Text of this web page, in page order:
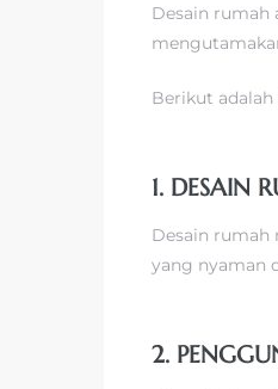
Desain rumah
Berikut
1. DESAIN
Desain rumah
yang nyaman
2.